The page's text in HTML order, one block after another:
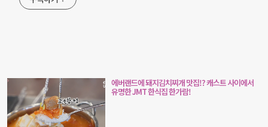
에버랜드에 돼지김치찌개 맛집!? 캐스트 사이에서
유명한 JMT 한식집 한가람!